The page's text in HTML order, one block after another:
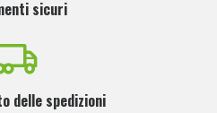
sicuri
delle spedizioni